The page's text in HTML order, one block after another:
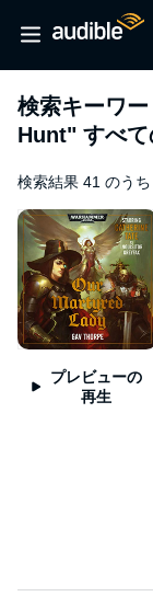
検索キーワ
Hunt" すべ
検索結果 41 のう
プレビューの
再生